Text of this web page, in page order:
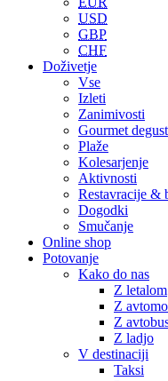
USD
GBP
CHF
Doživetje
Vse
Izleti
Zanimivosti
Gourmet
Plaže
Kolesarjenje
Aktivnosti
Restavracije &
Dogodki
Smučanje
Online shop
Potovanje
Kako do nas
Z letalom
Z
Z
Z ladjo
V destinaciji
Taksi